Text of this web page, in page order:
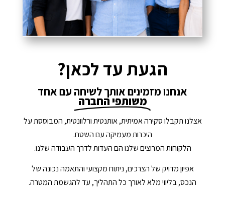
הגעת עד לכאן?
אנחנו מזמינים אותך לשיחה עם אחד
משותפי החברה
אצלנו תקבלו סקירה אמיתית, אותנטית ורלוונטית, המבוססת על
היכרות מעמיקה עם השטח.
הלקוחות המרוצים שלנו הם העדות לדרך העבודה שלנו.
אפיון מדויק של הצרכים, ניתוח מקצועי והתאמה נכונה של
הנכס, בליווי מלא לאורך כל התהליך, עד להגשמת המטרה.